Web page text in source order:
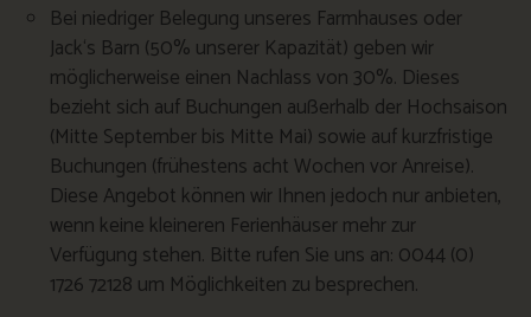
Bei niedriger Belegung unseres Farmhauses oder
Jack‘s Barn (50% unserer Kapazität) geben wir
möglicherweise einen Nachlass von 30%. Dieses
bezieht sich auf Buchungen außerhalb der Hochsaison
(Mitte September bis Mitte Mai) sowie auf kurzfristige
Buchungen (frühestens acht Wochen vor Anreise).
Diese Angebot können wir Ihnen jedoch nur anbieten,
wenn keine kleineren Ferienhäuser mehr zur
Verfügung stehen. Bitte rufen Sie uns an: 0044 (0)
1726 72128 um Möglichkeiten zu besprechen.